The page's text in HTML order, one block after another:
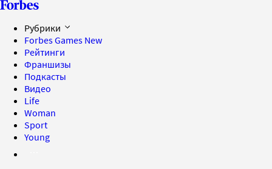
Рубрики
Forbes Games New
Рейтинги
Франшизы
Подкасты
Видео
Life
Woman
Sport
Young